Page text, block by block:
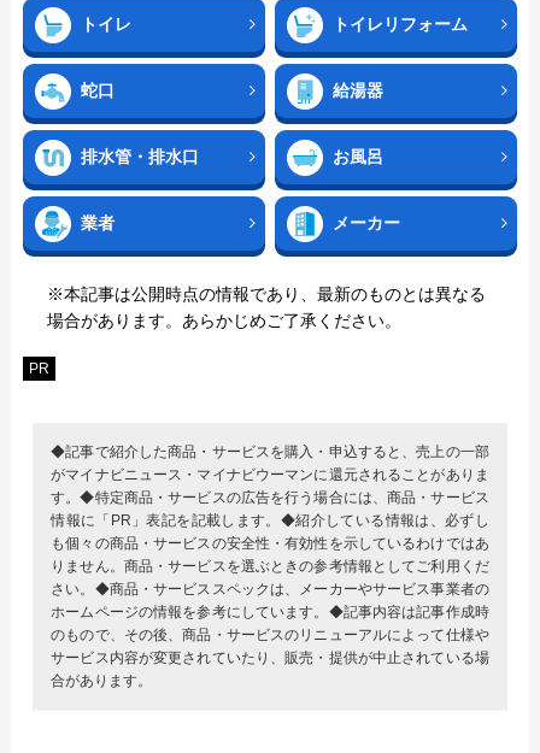
トイレ トイレリフォーム
蛇口 給湯器
排水管・排水口 お風呂
業者 メーカー
※本記事は公開時点の情報であり、最新のものとは異なる
場合があります。あらかじめご了承ください。
PR
◆記事で紹介した商品・サービスを購入・申込すると、売上の一部
がマイナビニュース・マイナビウーマンに還元されることがありま
す。◆特定商品・サービスの広告を行う場合には、商品・サービス
情報に「PR」表記を記載します。◆紹介している情報は、必ずし
も個々の商品・サービスの安全性・有効性を示しているわけではあ
りません。商品・サービスを選ぶときの参考情報としてご利用くだ
さい。◆商品・サービススペックは、メーカーやサービス事業者の
ホームページの情報を参考にしています。◆記事内容は記事作成時
のもので、その後、商品・サービスのリニューアルによって仕様や
サービス内容が変更されていたり、販売・提供が中止されている場
合があります。